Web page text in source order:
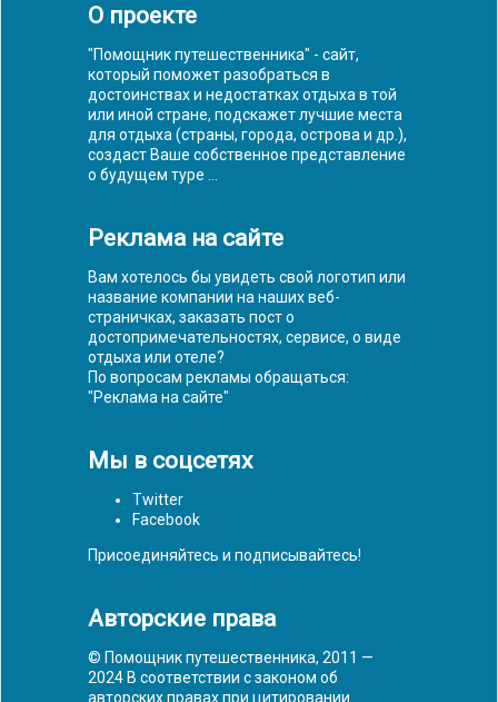
О проекте
"Помощник путешественника" - сайт,
который поможет разобраться в
достоинствах и недостатках отдыха в той
или иной стране, подскажет лучшие места
для отдыха (страны, города, острова и др.),
создаст Ваше собственное представление
о будущем туре ...
Реклама на сайте
Вам хотелось бы увидеть свой логотип или
название компании на наших веб-
страничках, заказать пост о
достопримечательностях, сервисе, о виде
отдыха или отеле?
По вопросам рекламы обращаться:
"Реклама на сайте"
Мы в соцсетях
Twitter
Facebook
Присоединяйтесь и подписывайтесь!
Авторские права
© Помощник путешественника, 2011 —
2024 В соответствии с законом об
авторских правах при цитировании